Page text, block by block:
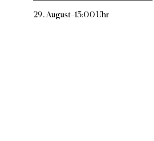
29. August–13:00 Uhr